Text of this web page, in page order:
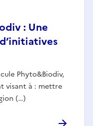
: Une
Phyto&Biodiv,
visant à : mettre
(…)